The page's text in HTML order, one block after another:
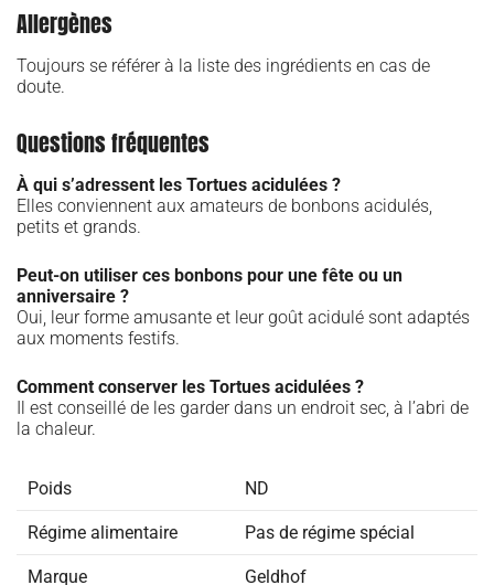
Allergènes
Toujours se référer à la liste des ingrédients en cas de
doute.
Questions fréquentes
À qui s’adressent les Tortues acidulées ?
Elles conviennent aux amateurs de bonbons acidulés,
petits et grands.
Peut-on utiliser ces bonbons pour une fête ou un
anniversaire ?
Oui, leur forme amusante et leur goût acidulé sont adaptés
aux moments festifs.
Comment conserver les Tortues acidulées ?
Il est conseillé de les garder dans un endroit sec, à l’abri de
la chaleur.
Poids ND
Régime alimentaire Pas de régime spécial
Marque Geldhof